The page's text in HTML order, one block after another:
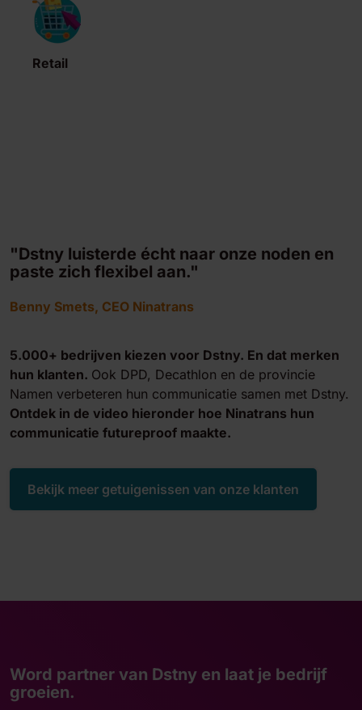
Retail
"Dstny luisterde écht naar onze noden en
paste zich flexibel aan."
Benny Smets, CEO Ninatrans
5.000+ bedrijven kiezen voor Dstny. En dat merken
hun klanten. Ook DPD, Decathlon en de provincie
Namen verbeteren hun communicatie samen met Dstny.
Ontdek in de video hieronder hoe Ninatrans hun
communicatie futureproof maakte.
Bekijk meer getuigenissen van onze klanten
Word partner van Dstny en laat je bedrijf
groeien.